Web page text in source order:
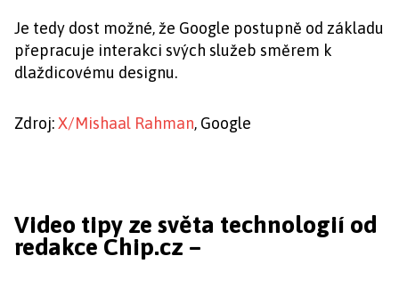
Je tedy dost možné, že Google postupně od základu
přepracuje interakci svých služeb směrem k
dlaždicovému designu.
Zdroj: X/Mishaal Rahman, Google
Video tipy ze světa technologií od
redakce Chip.cz –